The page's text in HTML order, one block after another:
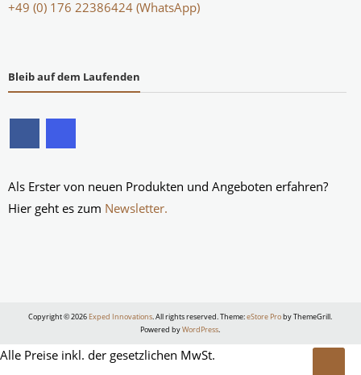
+49 (0) 176 22386424 (WhatsApp)
Bleib auf dem Laufenden
Als Erster von neuen Produkten und Angeboten erfahren?
Hier geht es zum Newsletter.
Copyright © 2026 Exped Innovations. All rights reserved. Theme:eStore Proby ThemeGrill.
Powered byWordPress.
Alle Preise inkl. der gesetzlichen MwSt.